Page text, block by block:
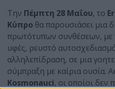
Την Πέμπτη 28 Μαΐου, το
Κύπρο θα παρουσιάσει μια
πρωτότυπων συνθέσεων, με
υφές, ρευστό
αλληλεπίδραση, σε μια
σύμπραξη με καίρια ουσία.
Kosmonauci, οι οποίοι δεν